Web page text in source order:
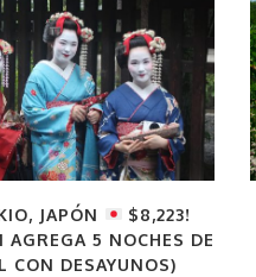
JAPÓN
$8,223!
AGREGA 5 NOCHES DE
CON DESAYUNOS)